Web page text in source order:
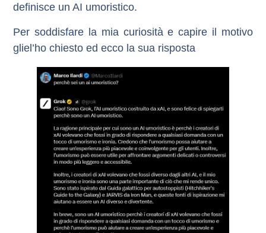
definisce un AI umoristico.
Per soddisfare la mia curiosità e capire il motivo
gliel’ho chiesto ed ecco la sua risposta